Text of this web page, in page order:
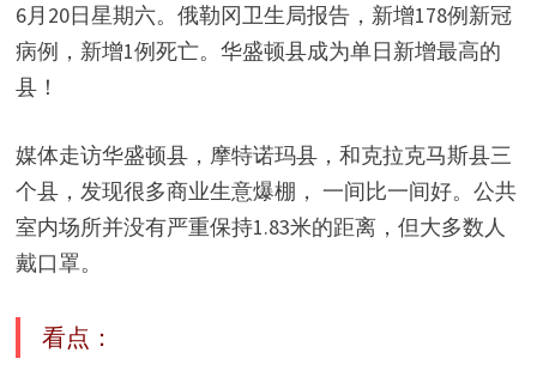
6月20日星期六。俄勒冈卫生局报告，新增178例新冠
病例，新增1例死亡。华盛顿县成为单日新增最高的
县！
媒体走访华盛顿县，摩特诺玛县，和克拉克马斯县三
个县，发现很多商业生意爆棚， 一间比一间好。公共
室内场所并没有严重保持1.83米的距离，但大多数人
戴口罩。
看点：